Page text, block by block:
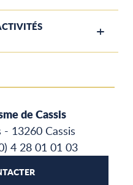
de Cassis
13260 Cassis
4 28 01 01 03